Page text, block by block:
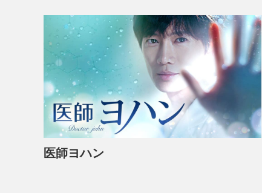
医師ヨハン